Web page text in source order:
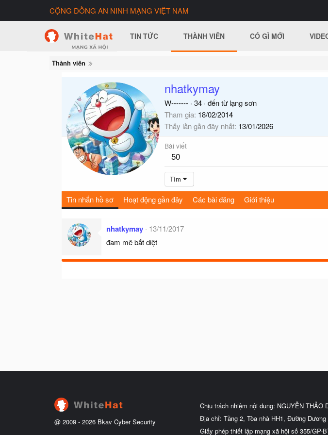
CỘNG ĐỒNG AN NINH MẠNG VIỆT NAM
TIN TỨC THÀNH VIÊN CÓ GÌ MỚI
Thành viên
nhatkymay
W------- · 34 · đến từ lạng sơn
Tham gia 18/02/2014
Thấy lần gần đây nhất 13/01/2026
Bài viết
50
Tìm
Tin nhắn hồ sơ Hoạt động gần đây Các bài đăng Giới thiệu
nhatkymay
13/11/2017
đam mê bất diệt
@ 2009 - 2026 Bkav Cyber Security
Chịu trách nhiệm nội dung: NGUYỄN THẢO
Địa chỉ: Tầng 2, Tòa nhà HH1, Đường
Giấy phép thiết lập mạng xã hội số 355/GP-